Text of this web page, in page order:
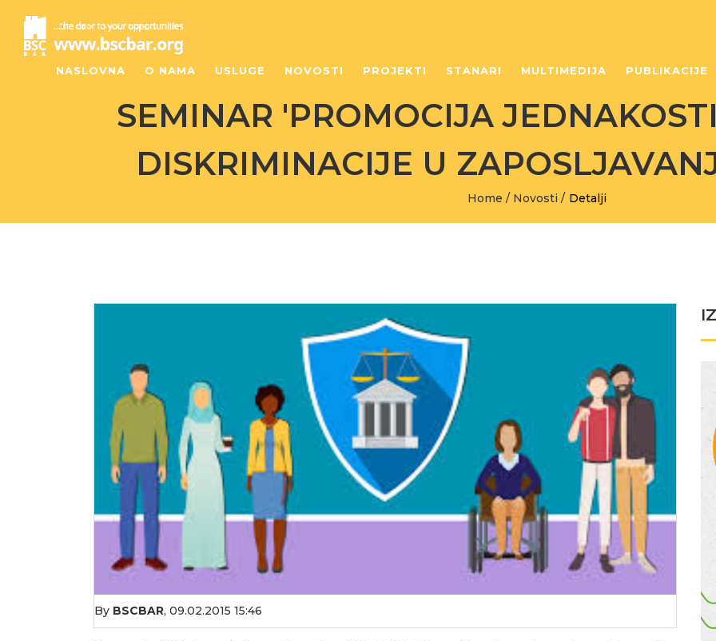
NASLOVNA O NAMA USLUGE NOVOSTI PROJEKTI STANARI MULTIMEDIJA PUBLIKACIJE
SEMINAR 'PROMOCIJA
DISKRIMINACIJE U
Home / Novosti / Detalji
By BSCBAR, 09.02.2015 15:46